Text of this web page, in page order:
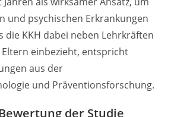
und psychischen Erkrankungen
die KKH dabei neben Lehrkräften
einbezieht, entspricht
aus der
und Präventionsforschung.
der Studie